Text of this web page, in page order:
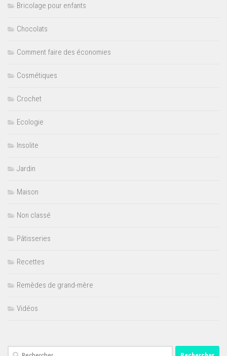
Bricolage pour enfants
Chocolats
Comment faire des économies
Cosmétiques
Crochet
Ecologie
Insolite
Jardin
Maison
Non classé
Pâtisseries
Recettes
Remèdes de grand-mère
Vidéos
Rechercher :